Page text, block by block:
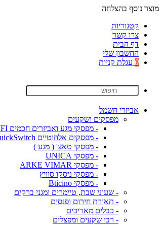
מוצר נוסף בהצלחה
קטגוריות
צרו קשר
דף הבית
החשבון שלי
0 עגלת קניות
אביזרי חשמל
מפסקים ושקעים
- מפסקי מגע ואביזרים חכמים WIFI
- מפסקים אלחוטיים QuickSwitch
- מפסקי טאצ' ( מגע )
- מפסקי UNICA
- מפסקי ARKE VIMAR
- מפסקי ניסקו סוויץ
- מפסקי Bticino
- שעוני שבת, טיימרים ומגני ברקים
- תאורת חירום ופנסים
- כבלים מאריכים
- רבי שקעים ומפצלים